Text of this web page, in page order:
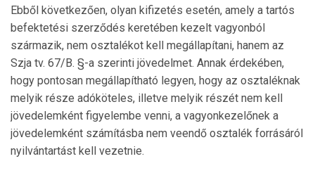
Ebből következően, olyan kifizetés esetén, amely a tartós
befektetési szerződés keretében kezelt vagyonból
származik, nem osztalékot kell megállapítani, hanem az
Szja tv. 67/B. §-a szerinti jövedelmet. Annak érdekében,
hogy pontosan megállapítható legyen, hogy az osztaléknak
melyik része adóköteles, illetve melyik részét nem kell
jövedelemként figyelembe venni, a vagyonkezelőnek a
jövedelemként számításba nem veendő osztalék forrásáról
nyilvántartást kell vezetnie.